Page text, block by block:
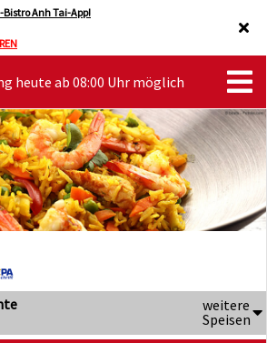
Anh Tai-App!
heute ab 08:00 Uhr möglich
weitere
Speisen